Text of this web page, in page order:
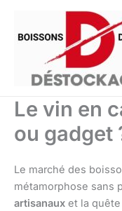
contenu
Le vin en
ou gadget
Le marché des
métamorphose sans
artisanaux et la